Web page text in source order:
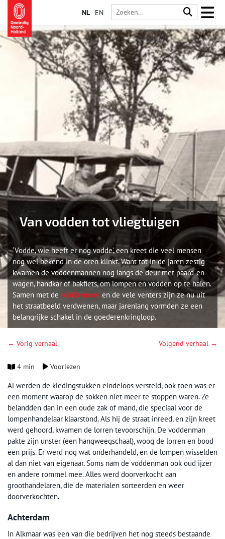
NL EN
Van vodden tot vliegtuigen
‘Vodde, wie heeft er nog vodde’, een kreet die veel mensen
nog wel bekend in de oren klinkt. Want tot in de jaren zestig
kwamen de voddenmannen nog langs de deur met paard-en-
wagen, handkar of bakfiets, om lompen en vodden op te halen.
Samen met de schillenboer en de vele venters zijn ze nu uit
het straatbeeld verdwenen, maar jarenlang vormden ze een
belangrijke schakel in de goederenkringloop.
← Vorig verhaal Volgend verhaal →
4 min Voorlezen
Al werden de kledingstukken eindeloos versteld, ook toen was er
een moment waarop de sokken niet meer te stoppen waren. Ze
belandden dan in een oude zak of mand, die speciaal voor de
lompenhandelaar klaarstond. Als hij de straat inreed, en zijn kreet
werd gehoord, kwamen de lorren tevoorschijn. De voddenman
pakte zijn unster (een hangweegschaal), woog de lorren en bood
een prijs. Er werd nog wat onderhandeld, en de lompen wisselden
al dan niet van eigenaar. Soms nam de voddenman ook oud ijzer
en andere rommel mee. Alles werd doorverkocht aan
groothandelaren, die de materialen sorteerden en weer
doorverkochten.
Achterdam
In Alkmaar was een van die bedrijven het nog steeds bestaande